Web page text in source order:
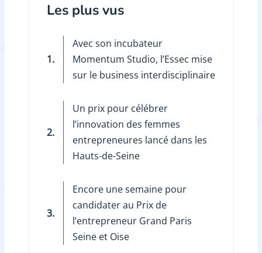
Les plus vus
1.
Avec son incubateur
Momentum Studio, l’Essec mise
sur le business interdisciplinaire
2.
Un prix pour célébrer
l’innovation des femmes
entrepreneures lancé dans les
Hauts-de-Seine
3.
Encore une semaine pour
candidater au Prix de
l’entrepreneur Grand Paris
Seine et Oise